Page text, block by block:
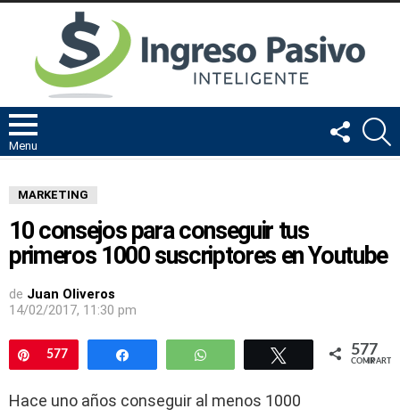
Menu
FOLLOW
US
MARKETING
10 consejos para conseguir tus
primeros 1000 suscriptores en Youtube
de Juan Oliveros
14/02/2017, 11:30 pm
Pin
577 Compartir WhatsApp Twittear 577
COMPARTIR
Hace uno años conseguir al menos 1000